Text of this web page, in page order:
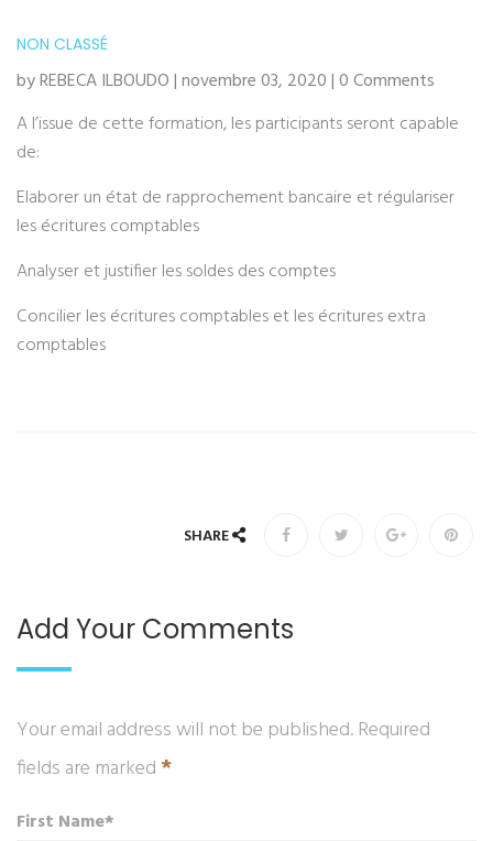
NON CLASSÉ
by REBECA ILBOUDO | novembre 03, 2020 | 0 Comments
A l’issue de cette formation, les participants seront capable
de:
Elaborer un état de rapprochement bancaire et régulariser
les écritures comptables
Analyser et justifier les soldes des comptes
Concilier les écritures comptables et les écritures extra
comptables
SHARE
Add Your Comments
Your email address will not be published. Required
fields are marked *
First Name*